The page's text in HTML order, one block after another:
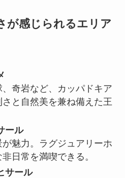
が感じられるエリア
奇岩など、カッパドキア
と自然美を兼ね備えた王
ル
魅力。ラグジュアリーホ
日常を満喫できる。
ール